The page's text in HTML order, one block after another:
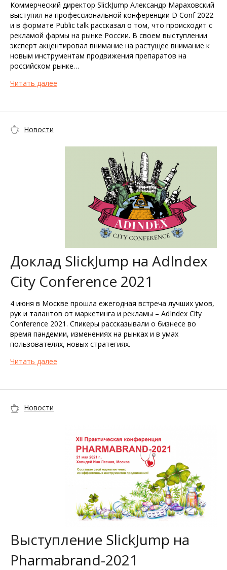
Коммерческий директор SlickJump Александр Мараховский
выступил на профессиональной конференции D Conf 2022
и в формате Public talk рассказал о том, что происходит с
рекламой фармы на рынке России. В своем выступлении
эксперт акцентировал внимание на растущее внимание к
новым инструментам продвижения препаратов на
российском рынке…
Читать далее
Новости
Доклад SlickJump на AdIndex
City Conference 2021
4 июня в Москве прошла ежегодная встреча лучших умов,
рук и талантов от маркетинга и рекламы – AdIndex City
Conference 2021. Спикеры рассказывали о бизнесе во
время пандемии, изменениях на рынках и в умах
пользователях, новых стратегиях.
Читать далее
Новости
Выступление SlickJump на
Pharmabrand-2021